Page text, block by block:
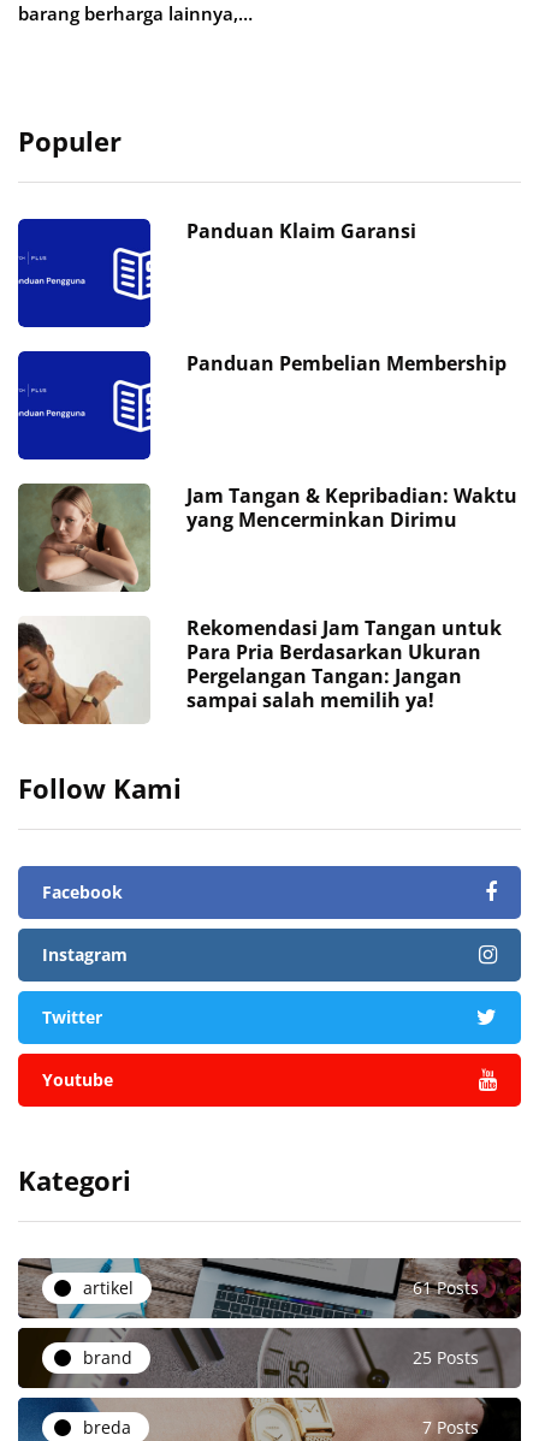
barang berharga lainnya,…
Populer
Panduan Klaim Garansi
Panduan Pembelian Membership
Jam Tangan & Kepribadian: Waktu
yang Mencerminkan Dirimu
Rekomendasi Jam Tangan untuk
Para Pria Berdasarkan Ukuran
Pergelangan Tangan: Jangan
sampai salah memilih ya!
Follow Kami
Facebook
Instagram
Twitter
Youtube
Kategori
artikel 61 Posts
brand 25 Posts
breda 7 Posts